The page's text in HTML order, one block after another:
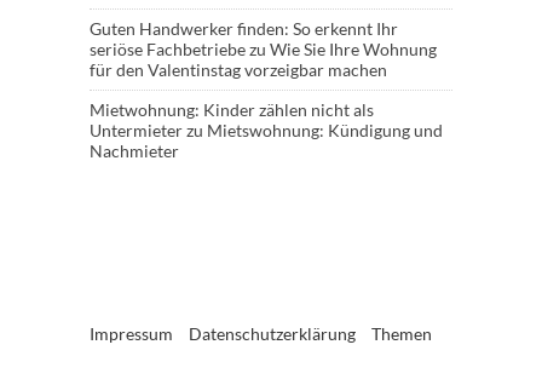
Guten Handwerker finden: So erkennt Ihr
seriöse Fachbetriebezu Wie Sie Ihre Wohnung
für den Valentinstag vorzeigbar machen
Mietwohnung: Kinder zählen nicht als
Untermieterzu Mietswohnung: Kündigung und
Nachmieter
Impressum Datenschutzerklärung Themen